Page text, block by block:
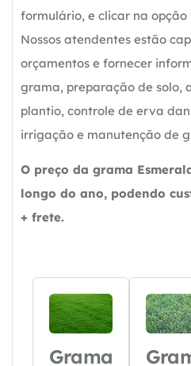
formulário, e clicar na opção
Nossos atendentes estão
orçamentos e fornecer
grama, preparação de solo,
plantio, controle de erva
irrigação e manutenção de
O preço da grama
longo do ano, podendo
+ frete.
Grama